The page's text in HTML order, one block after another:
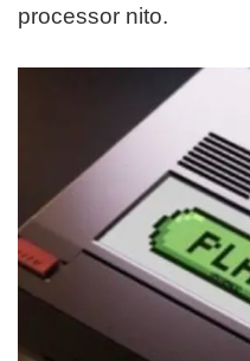
processor nito.